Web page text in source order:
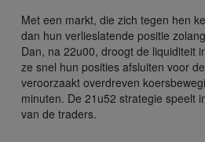
Met een markt, die zich tegen hen
dan hun verlieslatende positie
Dan, na 22u00, droogt de liquiditeit
ze snel hun posities afsluiten voor
veroorzaakt overdreven
minuten. De 21u52 strategie speelt
van de traders.